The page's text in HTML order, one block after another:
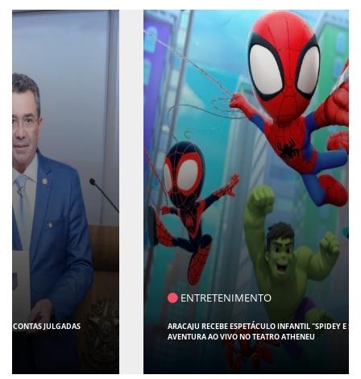
ENTRETENIMENTO
ARACAJU RECEBE ESPETÁCULO INFANTIL "SPIDEY E SEUS AMIGOS" COM
AVENTURA AO VIVO NO TEATRO ATHENEU